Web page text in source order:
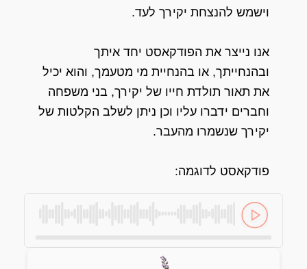
וישמש להנצחת יקירך לעד.
אנו נייצר את הפודקאסט יחד איתך
ובהנחייתך, או בהנחיית מי מטעמך, והוא יכיל
את תאור תולדת חייו של יקירך, בני משפחה
וחברים ידברו עליו וכן ניתן לשלב הקלטות של
יקירך שנשמרו מהעבר.
פודקאסט לדוגמה: